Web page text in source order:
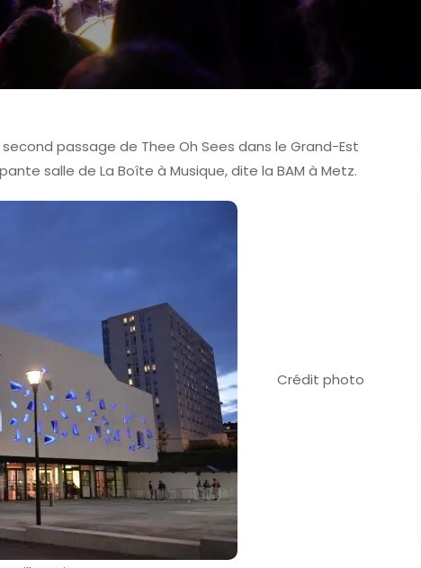
passage de Thee Oh Sees dans le Grand-Est
salle de La Boîte à Musique, dite la BAM à Metz.
Crédit photo
Pratique
De
Tomorrowland 2027 : Dates,
Billetterie Et Ce Que L’on
Sait Déjà
6 Août 2026